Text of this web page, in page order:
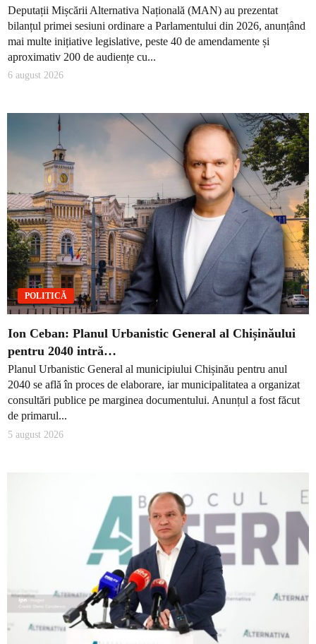
Deputații Mișcării Alternativa Națională (MAN) au prezentat
bilanțul primei sesiuni ordinare a Parlamentului din 2026, anunțând
mai multe inițiative legislative, peste 40 de amendamente și
aproximativ 200 de audiențe cu...
6 august 2026
POLITICĂ
Ion Ceban: Planul Urbanistic General al Chișinăului
pentru 2040 intră…
Planul Urbanistic General al municipiului Chișinău pentru anul
2040 se află în proces de elaborare, iar municipalitatea a organizat
consultări publice pe marginea documentului. Anunțul a fost făcut
de primarul...
5 august 2026